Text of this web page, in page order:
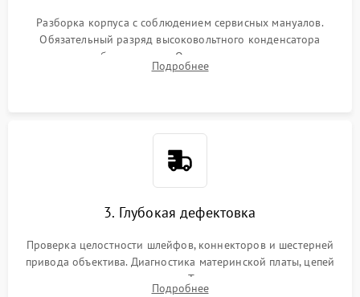
Разборка корпуса с соблюдением сервисных мануалов.
Обязательный разряд высоковольтного конденсатора
вспышки для безопасности. Очистка внутренних узлов от
пыли, песка и следов влаги с помощью спецсредств.
Подробнее
3. Глубокая дефектовка
Проверка целостности шлейфов, коннекторов и шестерней
привода объектива. Диагностика материнской платы, цепей
питания и картоприемника. Тестирование механизма
Подробнее